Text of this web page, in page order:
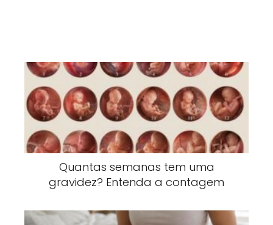
Quantas semanas tem uma
gravidez? Entenda a contagem